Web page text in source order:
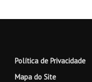
Política de Privacidade
Mapa do Site